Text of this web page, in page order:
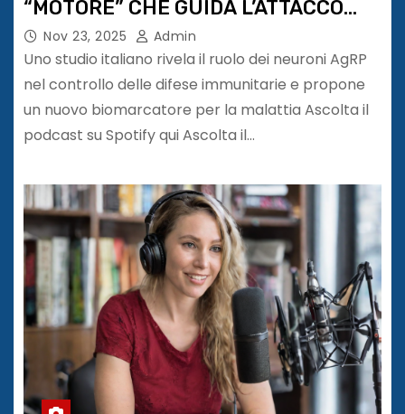
“MOTORE” CHE GUIDA L’ATTACCO
IMMUNITARIO
Nov 23, 2025 Admin
Uno studio italiano rivela il ruolo dei neuroni AgRP
nel controllo delle difese immunitarie e propone
un nuovo biomarcatore per la malattia Ascolta il
podcast su Spotify qui Ascolta il…